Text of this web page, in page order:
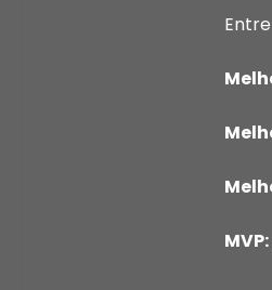
MVP: